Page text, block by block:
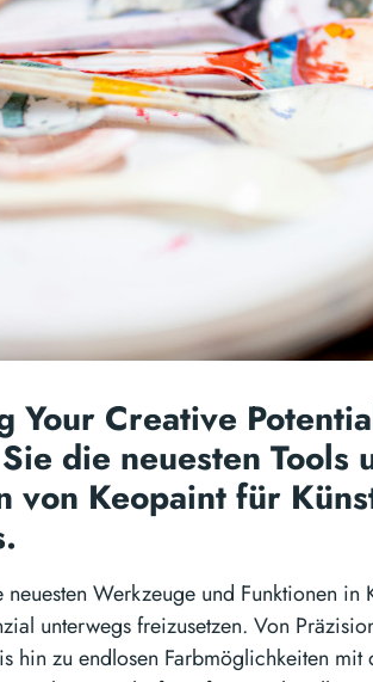
Your Creative
die neuesten Tools
von Keopaint für
neuesten Werkzeuge und Funktionen in
unterwegs freizusetzen. Von
hin zu endlosen Farbmöglichkeiten mit